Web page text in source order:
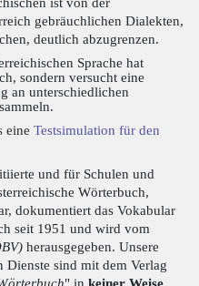
gebräuchlichen Dialekten,
deutlich abzugrenzen.
Sprache hat
sondern versucht eine
an unterschiedlichen
eine Testsimulation für den
und für Schulen und
Wörterbuch,
dokumentiert das Vokabular
seit 1951 und wird vom
herausgegeben. Unsere
Dienste sind mit dem Verlag
" in keiner Weise